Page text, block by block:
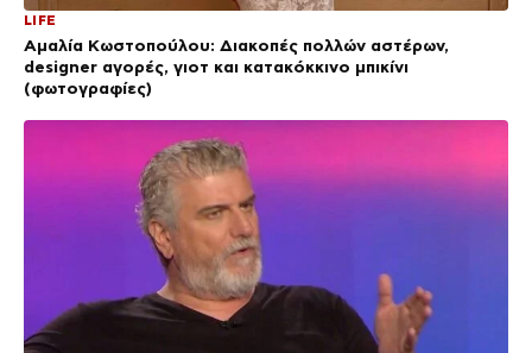
LIFE
Αμαλία Κωστοπούλου: Διακοπές πολλών αστέρων,
designer αγορές, γιοτ και κατακόκκινο μπικίνι
(φωτογραφίες)